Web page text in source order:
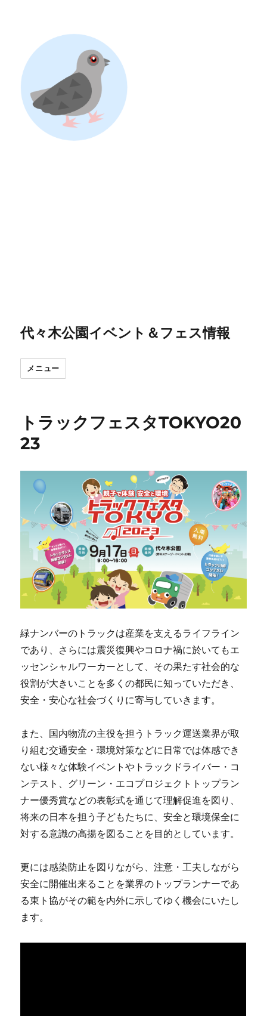
代々木公園イベント＆フェス情報
メニュー
トラックフェスタTOKYO20
23
緑ナンバーのトラックは産業を支えるライフライン
であり、さらには震災復興やコロナ禍に於いてもエ
ッセンシャルワーカーとして、その果たす社会的な
役割が大きいことを多くの都民に知っていただき、
安全・安心な社会づくりに寄与していきます。
また、国内物流の主役を担うトラック運送業界が取
り組む交通安全・環境対策などに日常では体感でき
ない様々な体験イベントやトラックドライバー・コ
ンテスト、グリーン・エコプロジェクトトップラン
ナー優秀賞などの表彰式を通じて理解促進を図り、
将来の日本を担う子どもたちに、安全と環境保全に
対する意識の高揚を図ることを目的としています。
更には感染防止を図りながら、注意・工夫しながら
安全に開催出来ることを業界のトップランナーであ
る東ト協がその範を内外に示してゆく機会にいたし
ます。